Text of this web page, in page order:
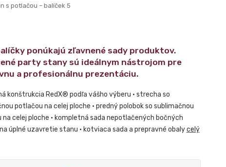
s potlačou – balíček 5
ponúkajú zľavnené sady produktov.
party stany sú ideálnym nástrojom pre
a profesionálnu prezentáciu.
konštrukcia RedX® podľa vášho výberu • strecha so
potlačou na celej ploche • predný polobok so sublimačnou
na celej ploche • kompletná sada nepotlačených bočných
úplné uzavretie stanu • kotviaca sada a prepravné obalycelý